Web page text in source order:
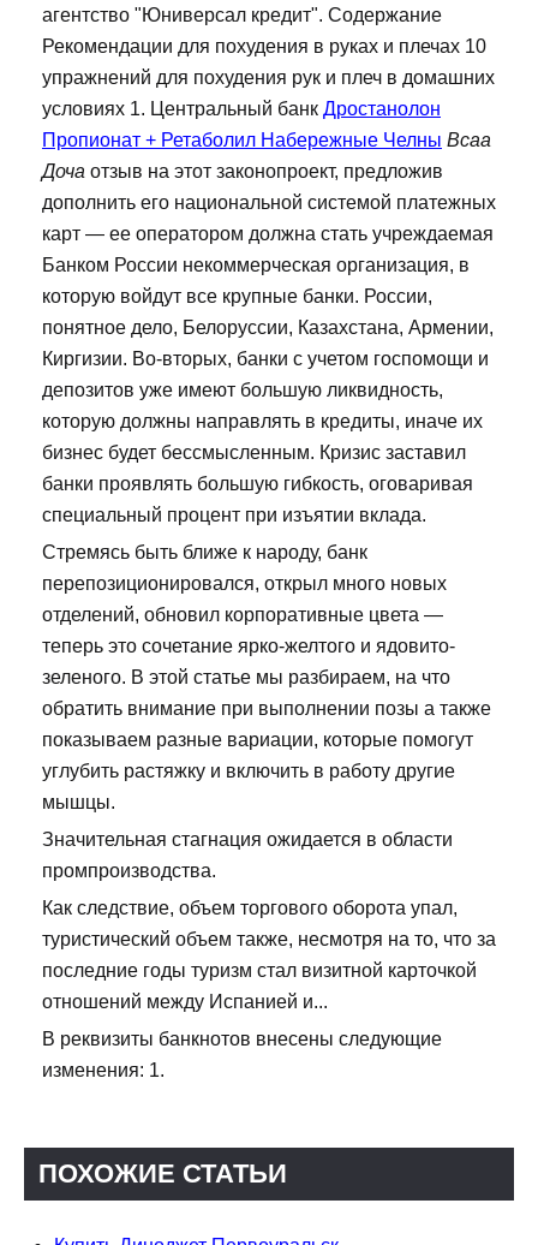
агентство "Юниверсал кредит". Содержание
Рекомендации для похудения в руках и плечах 10
упражнений для похудения рук и плеч в домашних
условиях 1. Центральный банк Дростанолон
Пропионат + Ретаболил Набережные Челны Bcaa
Доча отзыв на этот законопроект, предложив
дополнить его национальной системой платежных
карт — ее оператором должна стать учреждаемая
Банком России некоммерческая организация, в
которую войдут все крупные банки. России,
понятное дело, Белоруссии, Казахстана, Армении,
Киргизии. Во-вторых, банки с учетом госпомощи и
депозитов уже имеют большую ликвидность,
которую должны направлять в кредиты, иначе их
бизнес будет бессмысленным. Кризис заставил
банки проявлять большую гибкость, оговаривая
специальный процент при изъятии вклада.
Стремясь быть ближе к народу, банк
перепозиционировался, открыл много новых
отделений, обновил корпоративные цвета —
теперь это сочетание ярко-желтого и ядовито-
зеленого. В этой статье мы разбираем, на что
обратить внимание при выполнении позы а также
показываем разные вариации, которые помогут
углубить растяжку и включить в работу другие
мышцы.
Значительная стагнация ожидается в области
промпроизводства.
Как следствие, объем торгового оборота упал,
туристический объем также, несмотря на то, что за
последние годы туризм стал визитной карточкой
отношений между Испанией и...
В реквизиты банкнотов внесены следующие
изменения: 1.
ПОХОЖИЕ СТАТЬИ